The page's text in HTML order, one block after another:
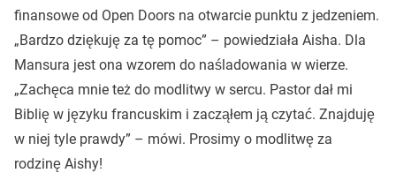
finansowe od Open Doors na otwarcie punktu z jedzeniem.
„Bardzo dziękuję za tę pomoc” – powiedziała Aisha. Dla
Mansura jest ona wzorem do naśladowania w wierze.
„Zachęca mnie też do modlitwy w sercu. Pastor dał mi
Biblię w języku francuskim i zacząłem ją czytać. Znajduję
w niej tyle prawdy” – mówi. Prosimy o modlitwę za
rodzinę Aishy!